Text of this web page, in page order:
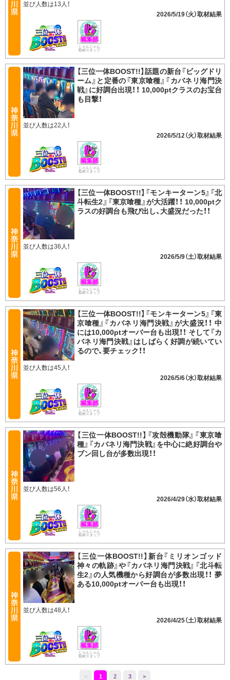
並び人数は13人！
2026/5/19（火）
じゃんじゃん
取材スタッフ
【三位一体BOOST!!】話題の新台『ビッグドリ
ーム』と定番の『東京喰種』『カバネリ海門決
戦』に好調台出現！！ 10,000ptクラスのお宝台
も目撃！
並び人数は22人！
2026/5/12（火）
じゃんじゃん
取材スタッフ
【三位一体BOOST!!】『モンキーターン5』『北
斗転生2』『東京喰種』が大活躍！！ 10,000ptク
ラスの好調台も飛び出し、大盛況だった！！
並び人数は36人！
2026/5/9（土）
じゃんじゃん
取材スタッフ
【三位一体BOOST!!】『モンキーターン5』『東
京喰種』『カバネリ海門決戦』が大盛況！！ 中
には10,000ptオーバー台も出現！！ そして『カ
バネリ海門決戦』はしばらく好調が続いてい
るので、要チェック！！
並び人数は45人！
2026/5/6（水）
じゃんじゃん
取材スタッフ
【三位一体BOOST!!】『攻殻機動隊』『東京喰
種』『カバネリ海門決戦』を中心に絶好調台や
ブン回し台が多数出現！！
並び人数は56人！
2026/4/29（水）
じゃんじゃん
取材スタッフ
【三位一体BOOST!!】新台『ミリオンゴッド
神々の軌跡』や『カバネリ海門決戦』『北斗転
生2』の人気機種から好調台が多数出現！！ 夢
ある10,000ptオーバー台も出現！！
並び人数は48人！
2026/4/25（土）
じゃんじゃん
取材スタッフ
< 1 2 3 >